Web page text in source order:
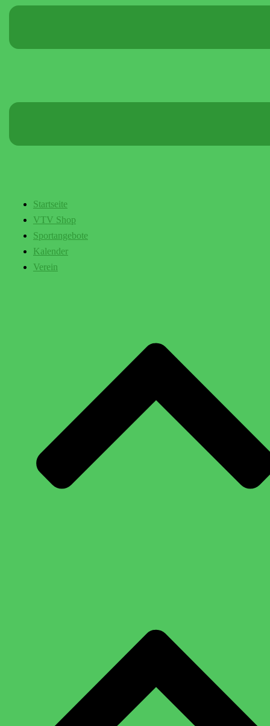
Startseite
VTV Shop
Sportangebote
Kalender
Verein